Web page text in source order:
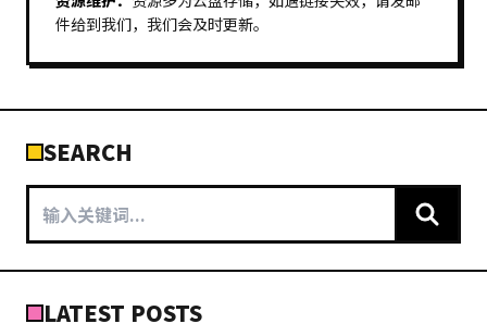
件给到我们，我们会及时更新。
SEARCH
LATEST POSTS